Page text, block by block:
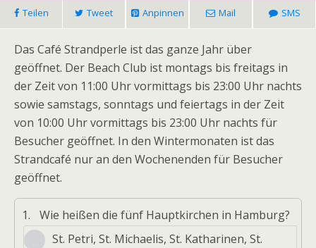
Teilen Tweet Anpinnen Mail SMS
Das Café Strandperle ist das ganze Jahr über
geöffnet. Der Beach Club ist montags bis freitags in
der Zeit von 11:00 Uhr vormittags bis 23:00 Uhr nachts
sowie samstags, sonntags und feiertags in der Zeit
von 10:00 Uhr vormittags bis 23:00 Uhr nachts für
Besucher geöffnet. In den Wintermonaten ist das
Strandcafé nur an den Wochenenden für Besucher
geöffnet.
1.
Wie heißen die fünf Hauptkirchen in Hamburg?
St. Petri, St. Michaelis, St. Katharinen, St.